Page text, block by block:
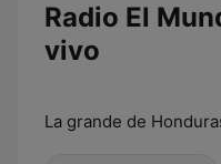
Radio El
vivo
La grande de